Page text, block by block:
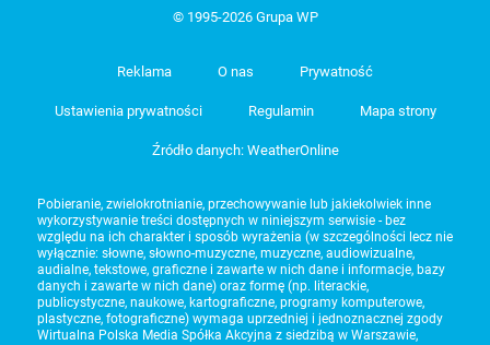
© 1995-2026 Grupa WP
Reklama O nas Prywatność
Ustawienia prywatności Regulamin Mapa strony
Źródło danych: WeatherOnline
Pobieranie, zwielokrotnianie, przechowywanie lub jakiekolwiek inne
wykorzystywanie treści dostępnych w niniejszym serwisie - bez
względu na ich charakter i sposób wyrażenia (w szczególności lecz nie
wyłącznie: słowne, słowno-muzyczne, muzyczne, audiowizualne,
audialne, tekstowe, graficzne i zawarte w nich dane i informacje, bazy
danych i zawarte w nich dane) oraz formę (np. literackie,
publicystyczne, naukowe, kartograficzne, programy komputerowe,
plastyczne, fotograficzne) wymaga uprzedniej i jednoznacznej zgody
Wirtualna Polska Media Spółka Akcyjna z siedzibą w Warszawie,